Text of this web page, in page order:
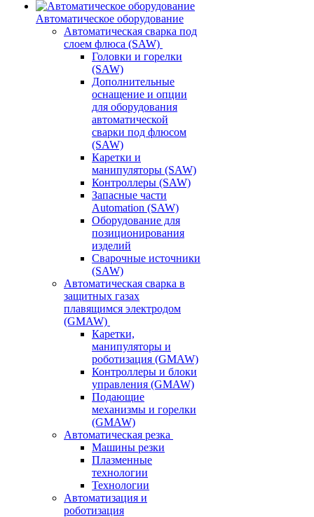
Автоматическое оборудование
Автоматическая сварка под
слоем флюса (SAW)
Головки и горелки
(SAW)
Дополнительные
оснащение и опции
для оборудования
автоматической
сварки под флюсом
(SAW)
Каретки и
манипуляторы (SAW)
Контроллеры (SAW)
Запасные части
Automation (SAW)
Оборудование для
позиционирования
изделий
Сварочные источники
(SAW)
Автоматическая сварка в
защитных газах
плавящимся электродом
(GMAW)
Каретки,
манипуляторы и
роботизация (GMAW)
Контроллеры и блоки
управления (GMAW)
Подающие
механизмы и горелки
(GMAW)
Автоматическая резка
Машины резки
Плазменные
технологии
Технологии
Автоматизация и
роботизация